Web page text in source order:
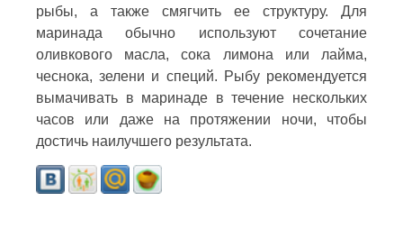
рыбы, а также смягчить ее структуру. Для
маринада обычно используют сочетание
оливкового масла, сока лимона или лайма,
чеснока, зелени и специй. Рыбу рекомендуется
вымачивать в маринаде в течение нескольких
часов или даже на протяжении ночи, чтобы
достичь наилучшего результата.